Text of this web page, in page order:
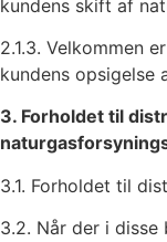
kundens skift af
2.1.3. Velkommen
kundens opsigelse
3. Forholdet til
3.1. Forholdet til
3.2. Når der i